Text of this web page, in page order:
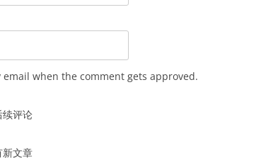
email when the comment gets approved.
续评论
新文章